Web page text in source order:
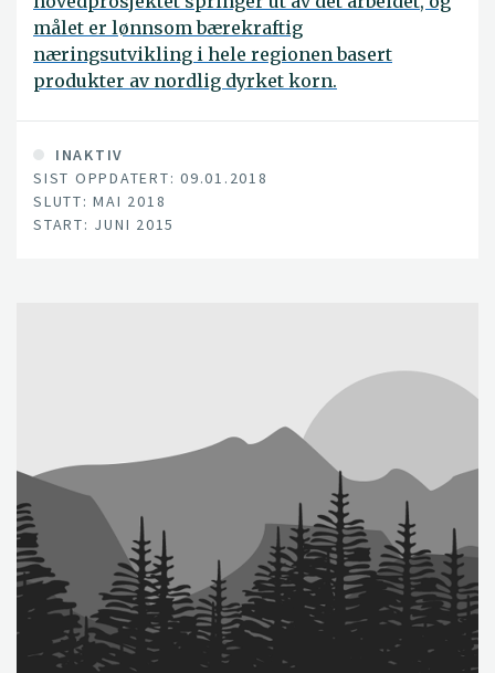
målet er lønnsom bærekraftig
næringsutvikling i hele regionen basert
produkter av nordlig dyrket korn.
INAKTIV
SIST OPPDATERT: 09.01.2018
SLUTT: MAI 2018
START: JUNI 2015